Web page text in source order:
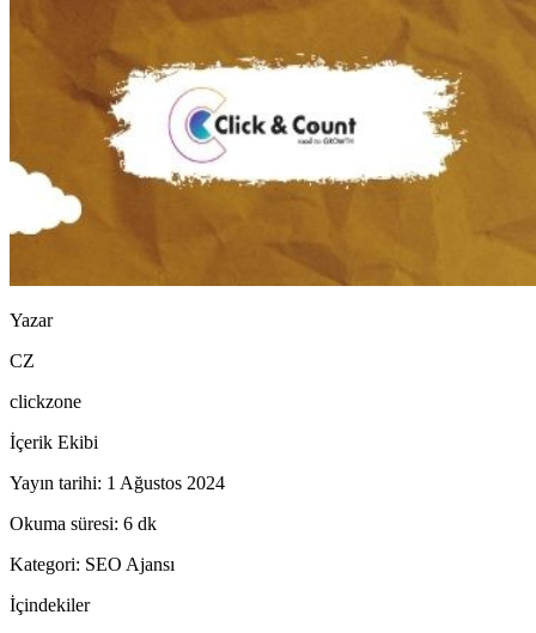
Yazar
CZ
clickzone
İçerik Ekibi
Yayın tarihi: 1 Ağustos 2024
Okuma süresi: 6 dk
Kategori: SEO Ajansı
İçindekiler